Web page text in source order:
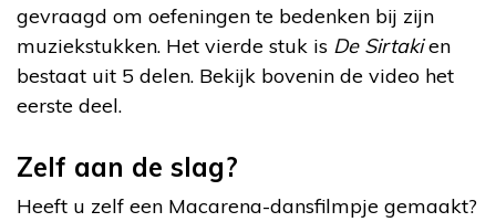
gevraagd om oefeningen te bedenken bij zijn
muziekstukken. Het vierde stuk is De Sirtakien
bestaat uit 5 delen. Bekijk bovenin de video het
eerste deel.
Zelf aan de slag?
Heeft u zelf een Macarena-dansfilmpje gemaakt?